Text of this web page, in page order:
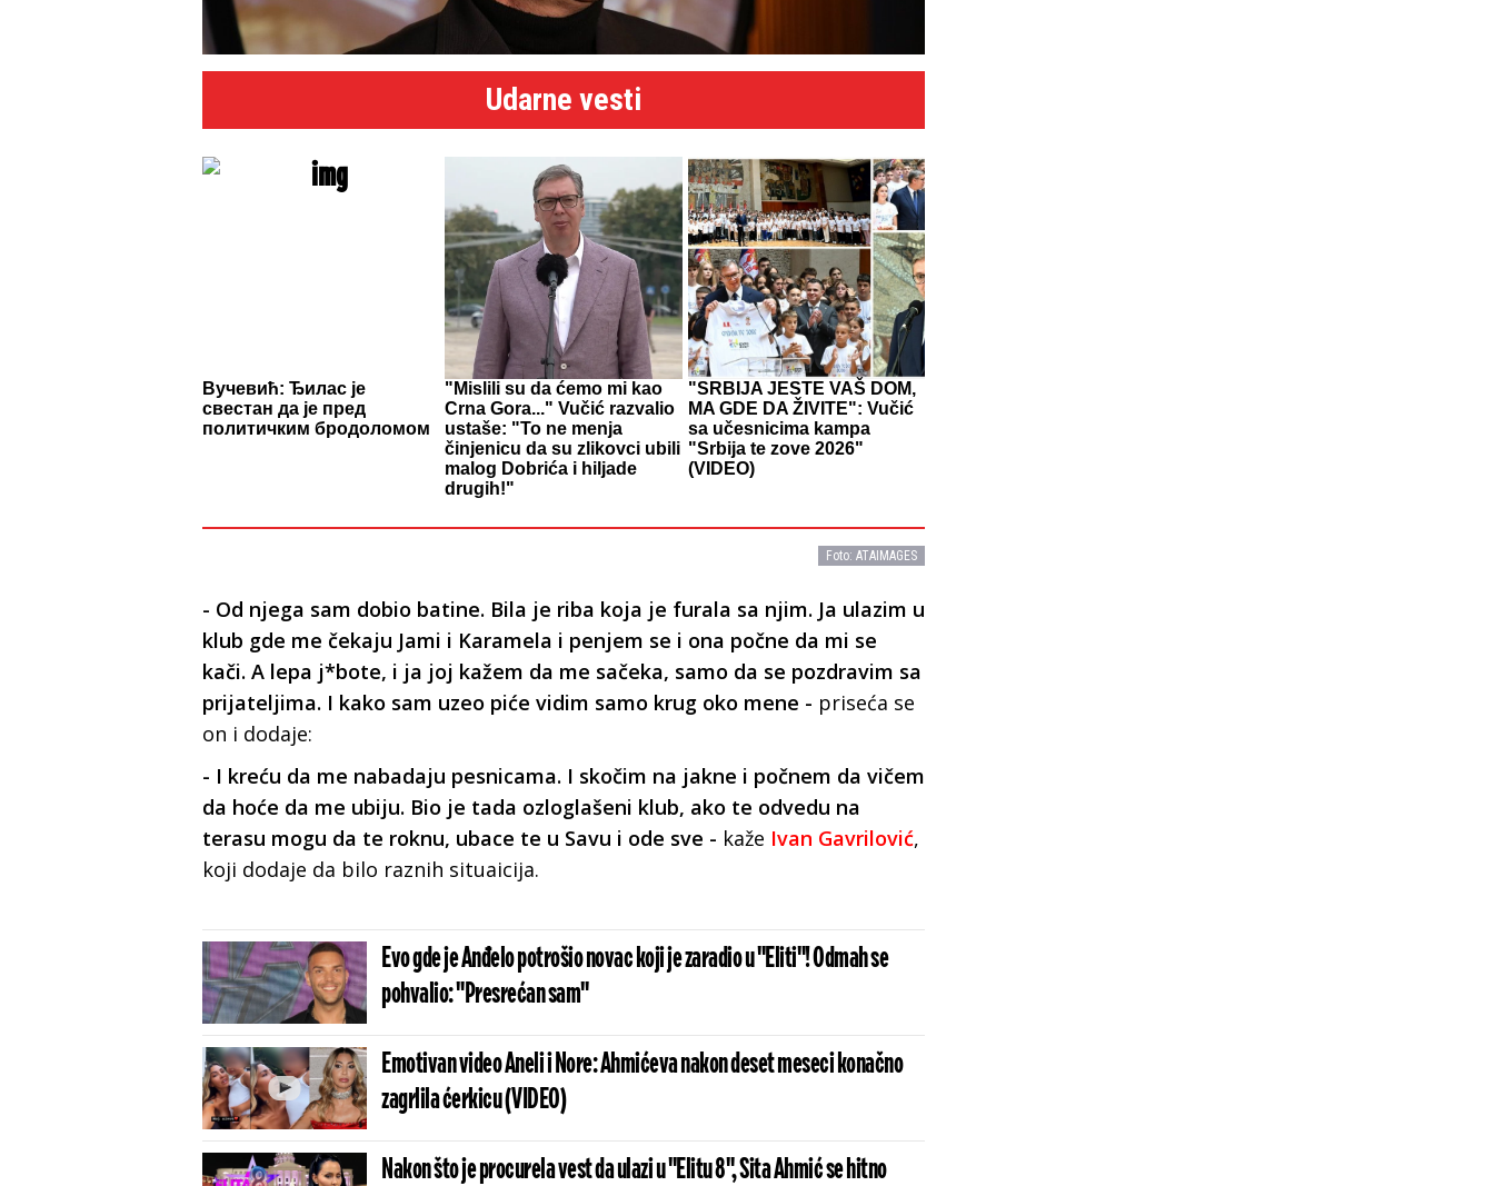
Foto: ATAIMAGES
Udarne vesti
Вучевић: Ђилас је
свестан да је пред
политичким бродоломом
"Mislili su da ćemo mi kao
Crna Gora..." Vučić razvalio
ustaše: "To ne menja
činjenicu da su zlikovci ubili
malog Dobrića i hiljade
drugih!"
"SRBIJA JESTE VAŠ DOM,
MA GDE DA ŽIVITE": Vučić
sa učesnicima kampa
"Srbija te zove 2026"
(VIDEO)
- Od njega sam dobio batine. Bila je riba koja je furala sa njim. Ja ulazim u
klub gde me čekaju Jami i Karamela i penjem se i ona počne da mi se
kači. A lepa j*bote, i ja joj kažem da me sačeka, samo da se pozdravim sa
prijateljima. I kako sam uzeo piće vidim samo krug oko mene - priseća se
on i dodaje:
- I kreću da me nabadaju pesnicama. I skočim na jakne i počnem da vičem
da hoće da me ubiju. Bio je tada ozloglašeni klub, ako te odvedu na
terasu mogu da te roknu, ubace te u Savu i ode sve - kaže Ivan Gavrilović,
koji dodaje da bilo raznih situaicija.
Evo gde je Anđelo potrošio novac koji je zaradio u "Eliti"! Odmah se
pohvalio: "Presrećan sam"
Emotivan video Aneli i Nore: Ahmićeva nakon deset meseci konačno
zagrlila ćerkicu (VIDEO)
Nakon što je procurela vest da ulazi u "Elitu 8", Sita Ahmić se hitno